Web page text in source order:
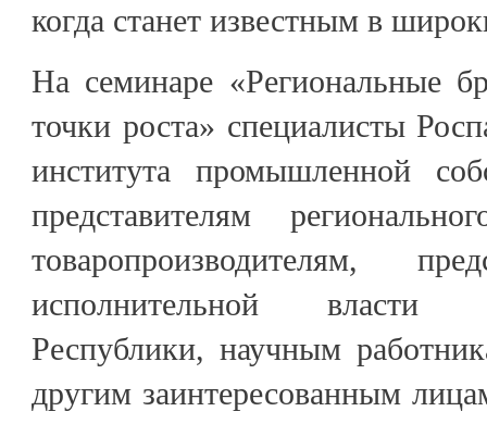
когда станет известным в
На семинаре «Региональные
точки роста» специалисты
института промышленной
представителям
товаропроизводителям,
исполнительной власти
Республики, научным
другим заинтересованным